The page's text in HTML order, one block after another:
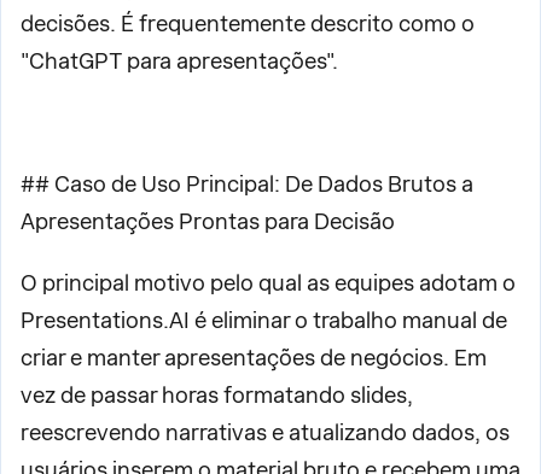
decisões. É frequentemente descrito como o
"ChatGPT para apresentações".
## Caso de Uso Principal: De Dados Brutos a
Apresentações Prontas para Decisão
O principal motivo pelo qual as equipes adotam o
Presentations.AI é eliminar o trabalho manual de
criar e manter apresentações de negócios. Em
vez de passar horas formatando slides,
reescrevendo narrativas e atualizando dados, os